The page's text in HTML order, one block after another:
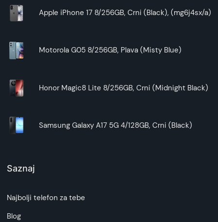
Apple iPhone 17 8/256GB, Crni (Black), (mg6j4sx/a)
Motorola G05 8/256GB, Plava (Misty Blue)
Honor Magic8 Lite 8/256GB, Crni (Midnight Black)
Samsung Galaxy A17 5G 4/128GB, Crni (Black)
Saznaj
Najbolji telefon za tebe
Blog